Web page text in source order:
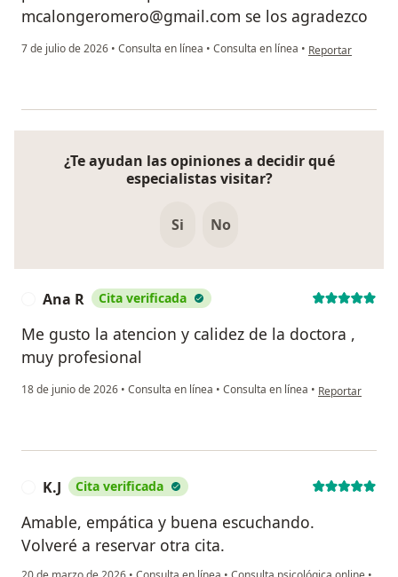
mcalongeromero@gmail.com se los agradezco
7 de julio de 2026 • Consulta en línea • Consulta en línea • en opinión del
Reportar
¿Te ayudan las opiniones a decidir qué
especialistas visitar?
Si No
Ana R Cita verificada
Me gusto la atencion y calidez de la doctora ,
muy profesional
18 de junio de 2026 • Consulta en línea • Consulta en línea • en opinión del
Reportar
K.J Cita verificada
Amable, empática y buena escuchando.
Volveré a reservar otra cita.